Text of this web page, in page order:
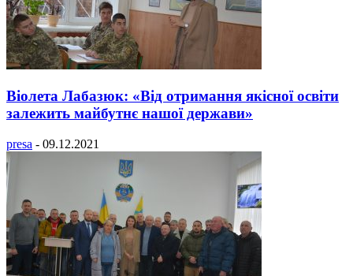
Віолета Лабазюк: «Від отримання якісної освіти
залежить майбутнє нашої держави»
presa - 09.12.2021